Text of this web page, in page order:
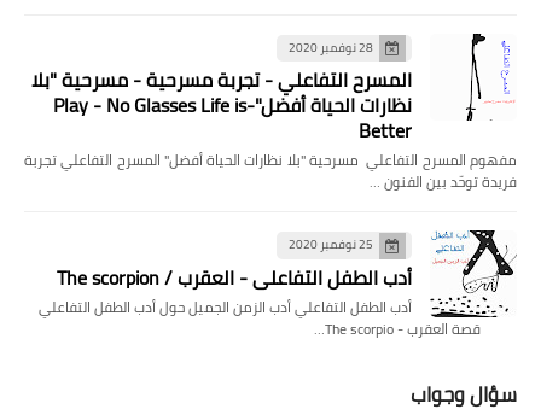
28 نوفمبر 2020
المسرح التفاعلي - تجربة مسرحية - مسرحية "بلا
نظارات الحياة أفضل"-Play - No Glasses Life is
Better
مفهوم المسرح التفاعلي مسرحية "بلا نظارات الحياة أفضل" المسرح التفاعلي تجربة
فريدة توحّد بين الفنون …
25 نوفمبر 2020
أدب الطفل التفاعلي - العقرب / The scorpion
أدب الطفل التفاعلي أدب الزمن الجميل حول أدب الطفل التفاعلي
قصة العقرب - The scorpio…
سؤال وجواب